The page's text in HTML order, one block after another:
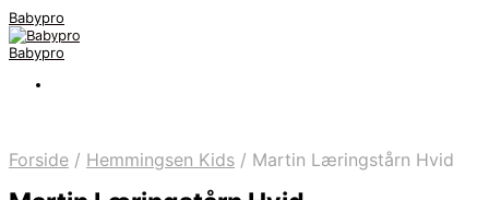
Babypro
Babypro
Forside / Hemmingsen Kids / Martin Læringstårn Hvid